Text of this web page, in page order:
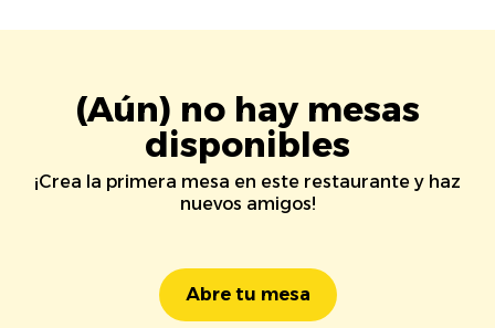
(Aún) no hay mesas
disponibles
¡Crea la primera mesa en este restaurante y haz
nuevos amigos!
Abre tu mesa